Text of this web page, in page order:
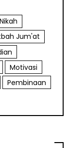
Jum'at
Motivasi
Pembinaan